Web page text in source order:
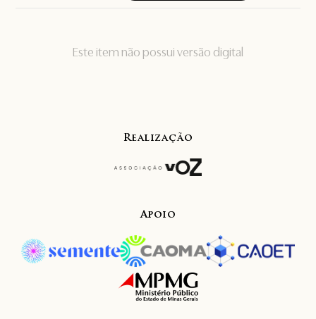
Este item não possui versão digital
Realização
Apoio